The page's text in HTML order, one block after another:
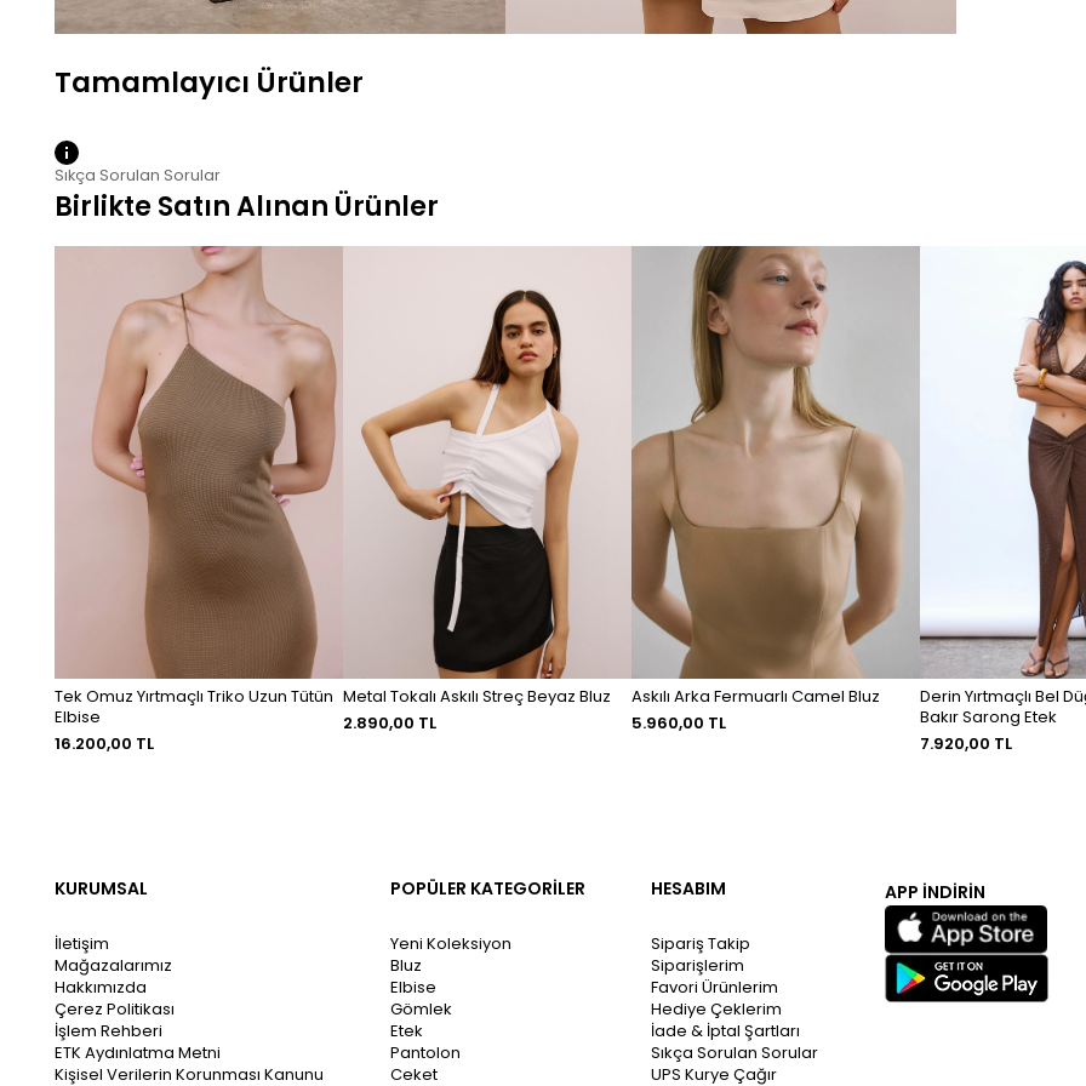
Sıkça Sorulan Sorular
Birlikte Satın Alınan Ürünler
Tek Omuz Yırtmaçlı Triko Uzun Tütün
Elbise
16.200,00 TL
Metal Tokalı Askılı Streç Beyaz Bluz
2.890,00 TL
Askılı Arka Fermuarlı Camel Bluz
5.960,00 TL
Derin Yırtmaçlı Bel
Bakır Sarong Etek
7.920,00 TL
KURUMSAL
İletişim
Mağazalarımız
Hakkımızda
Çerez Politikası
İşlem Rehberi
ETK Aydınlatma Metni
Kişisel Verilerin Korunması Kanunu
POPÜLER KATEGORİLER
Yeni Koleksiyon
Bluz
Elbise
Gömlek
Etek
Pantolon
Ceket
HESABIM
Sipariş Takip
Siparişlerim
Favori Ürünlerim
Hediye Çeklerim
İade & İptal Şartları
Sıkça Sorulan Sorular
UPS Kurye Çağır
APP İNDİRİN